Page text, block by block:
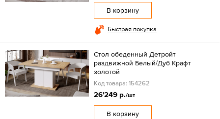
В корзину
Быстрая покупка
Стол обеденный Детройт
раздвижной Белый/Дуб Крафт
золотой
Код товара: 154262
26'249 р./шт
В корзину